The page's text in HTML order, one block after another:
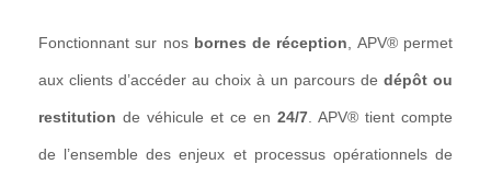
Fonctionnant sur nos bornes de réception, APV® permet
aux clients d’accéder au choix à un parcours de dépôt ou
restitution de véhicule et ce en 24/7. APV® tient compte
de l’ensemble des enjeux et processus opérationnels de